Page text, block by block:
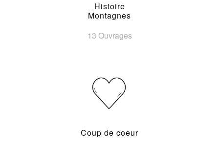
Histoire
Montagnes
13 Ouvrages
Coup de coeur